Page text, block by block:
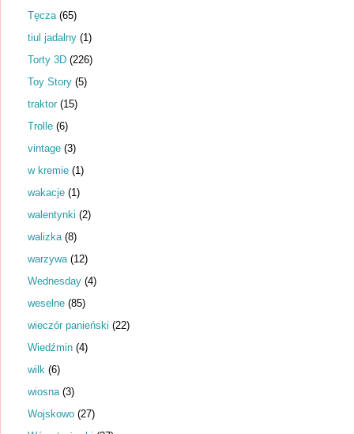
Tęcza (65)
tiul jadalny (1)
Torty 3D (226)
Toy Story (5)
traktor (15)
Trolle (6)
vintage (3)
w kremie (1)
wakacje (1)
walentynki (2)
walizka (8)
warzywa (12)
Wednesday (4)
weselne (85)
wieczór panieński (22)
Wiedźmin (4)
wilk (6)
wiosna (3)
Wojskowo (27)